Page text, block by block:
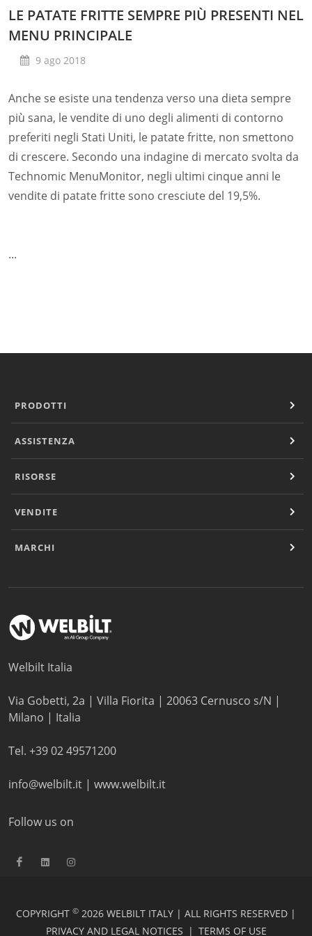
LE PATATE FRITTE SEMPRE PIÙ PRESENTI NEL
MENU PRINCIPALE
9 ago 2018
Anche se esiste una tendenza verso una dieta sempre
più sana, le vendite di uno degli alimenti di contorno
preferiti negli Stati Uniti, le patate fritte, non smettono
di crescere. Secondo una indagine di mercato svolta da
Technomic MenuMonitor, negli ultimi cinque anni le
vendite di patate fritte sono cresciute del 19,5%.
...
PRODOTTI
ASSISTENZA
RISORSE
VENDITE
MARCHI
Welbilt Italia
Via Gobetti, 2a | Villa Fiorita | 20063 Cernusco s/N |
Milano | Italia
Tel. +39 02 49571200
info@welbilt.it | www.welbilt.it
Follow us on
COPYRIGHT © 2026 WELBILT ITALY | ALL RIGHTS RESERVED |
PRIVACY AND LEGAL NOTICES | TERMS OF USE